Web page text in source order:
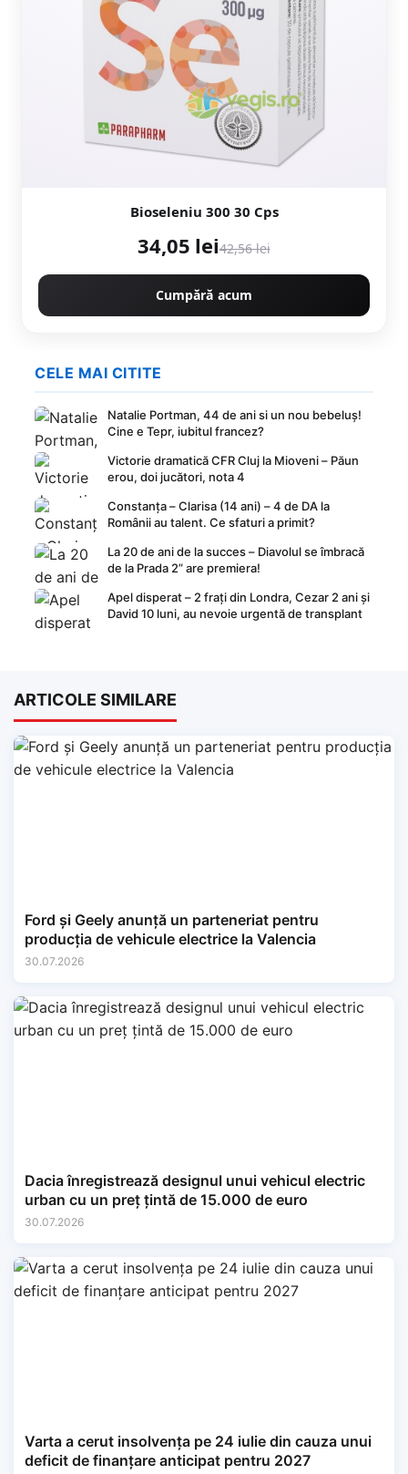
Bioseleniu 300 30 Cps
34,05 lei42,56 lei
Cumpără acum
CELE MAI CITITE
Natalie Portman, 44 de ani si un nou bebeluș!
Cine e Tepr, iubitul francez?
Victorie dramatică CFR Cluj la Mioveni – Păun
erou, doi jucători, nota 4
Constanța – Clarisa (14 ani) – 4 de DA la
Românii au talent. Ce sfaturi a primit?
La 20 de ani de la succes – Diavolul se îmbracă
de la Prada 2” are premiera!
Apel disperat – 2 frați din Londra, Cezar 2 ani și
David 10 luni, au nevoie urgentă de transplant
ARTICOLE SIMILARE
Ford și Geely anunță un parteneriat pentru
producția de vehicule electrice la Valencia
30.07.2026
Dacia înregistrează designul unui vehicul electric
urban cu un preț țintă de 15.000 de euro
30.07.2026
Varta a cerut insolvența pe 24 iulie din cauza unui
deficit de finanțare anticipat pentru 2027